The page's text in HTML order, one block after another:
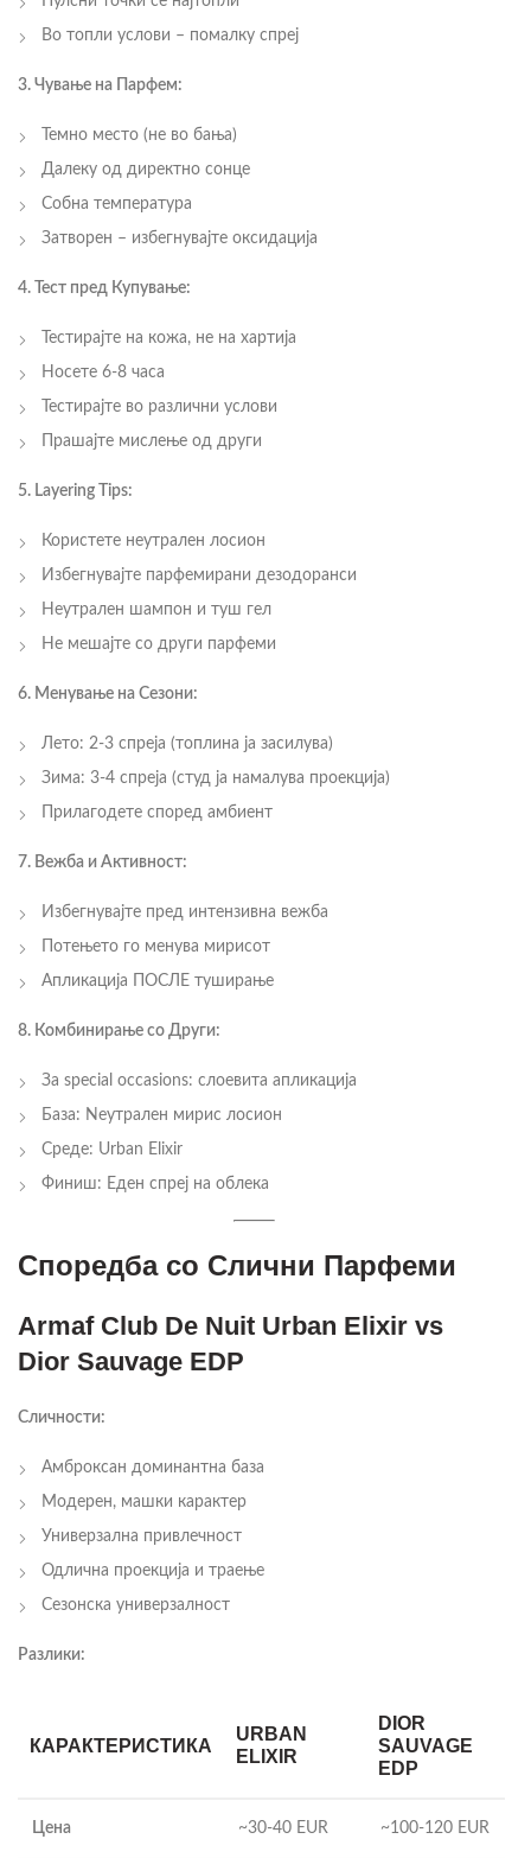
Во топли услови – помалку спреј
3. Чување на Парфем:
Темно место (не во бања)
Далеку од директно сонце
Собна температура
Затворен – избегнувајте оксидација
4. Тест пред Купување:
Тестирајте на кожа, не на хартија
Носете 6-8 часа
Тестирајте во различни услови
Прашајте мислење од други
5. Layering Tips:
Користете неутрален лосион
Избегнувајте парфемирани дезодоранси
Неутрален шампон и туш гел
Не мешајте со други парфеми
6. Менување на Сезони:
Лето: 2-3 спреја (топлина ја засилува)
Зима: 3-4 спреја (студ ја намалува проекција)
Прилагодете според амбиент
7. Вежба и Активност:
Избегнувајте пред интензивна вежба
Потењето го менува мирисот
Апликација ПОСЛЕ туширање
8. Комбинирање со Други:
За special occasions: слоевита апликација
База: Neутрален мирис лосион
Среде: Urban Elixir
Финиш: Еден спреј на облека
Споредба со Слични Парфеми
Armaf Club De Nuit Urban Elixir vs
Dior Sauvage EDP
Сличности:
Амброксан доминантна база
Модерен, машки карактер
Универзална привлечност
Одлична проекција и траење
Сезонска универзалност
Разлики:
КАРАКТЕРИСТИКА
URBAN
ELIXIR
DIOR
SAUVAGE
EDP
Цена ~30-40 EUR ~100-120 EUR